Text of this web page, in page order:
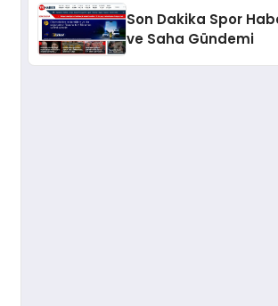
Son Dakika Spor
ve Saha Gündemi